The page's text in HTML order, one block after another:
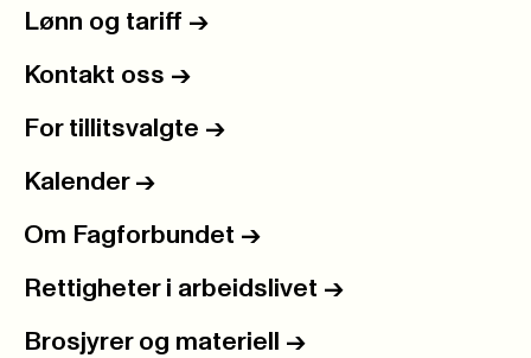
Lønn og tariff ->
Kontakt oss ->
For tillitsvalgte ->
Kalender ->
Om Fagforbundet ->
Rettigheter i arbeidslivet ->
Brosjyrer og materiell ->